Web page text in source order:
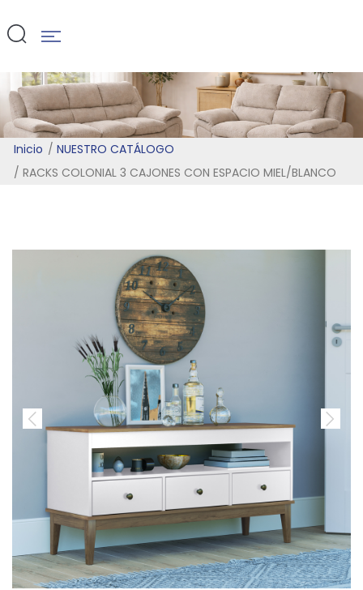
MIEL/
Inicio
NUESTRO CATÁLOGO
RACKS COLONIAL 3 CAJONES CON ESPACIO MIEL/BLANCO